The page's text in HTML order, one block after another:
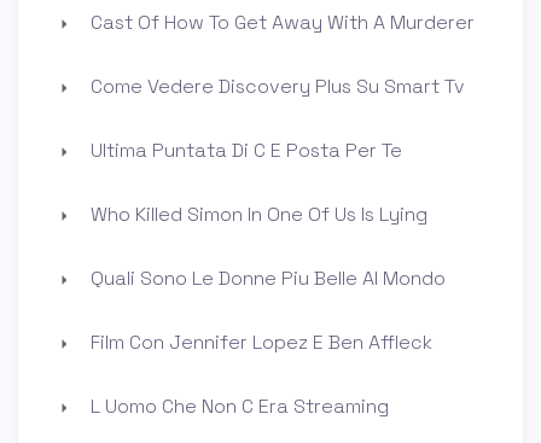
Cast Of How To Get Away With A Murderer
Come Vedere Discovery Plus Su Smart Tv
Ultima Puntata Di C E Posta Per Te
Who Killed Simon In One Of Us Is Lying
Quali Sono Le Donne Piu Belle Al Mondo
Film Con Jennifer Lopez E Ben Affleck
L Uomo Che Non C Era Streaming